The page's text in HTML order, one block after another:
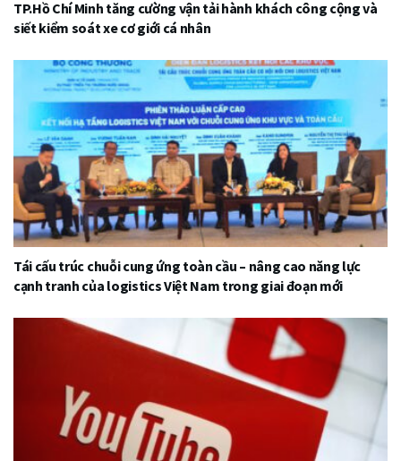
TP.Hồ Chí Minh tăng cường vận tải hành khách công cộng và
siết kiểm soát xe cơ giới cá nhân
Tái cấu trúc chuỗi cung ứng toàn cầu – nâng cao năng lực
cạnh tranh của logistics Việt Nam trong giai đoạn mới